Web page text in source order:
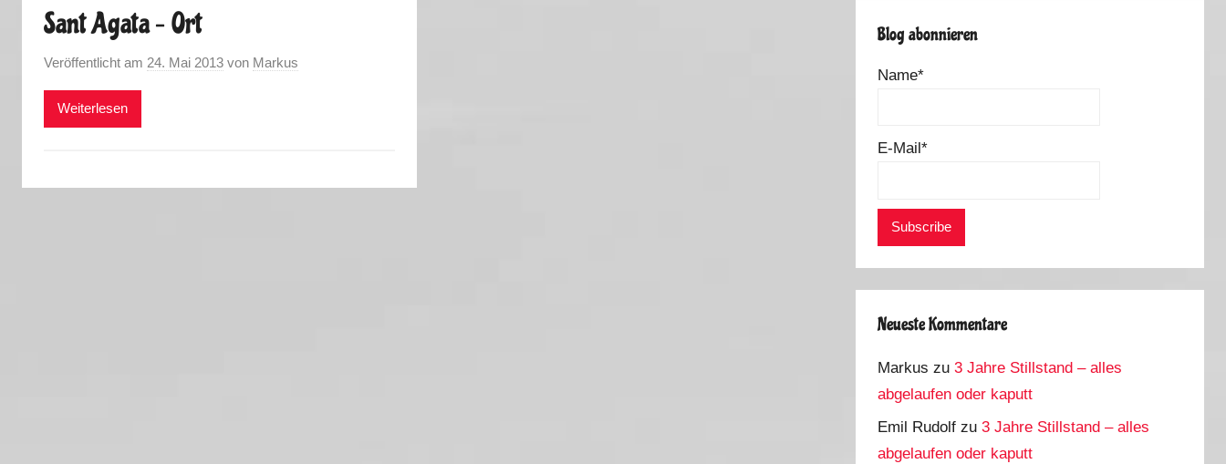
Sant Agata – Ort
Veröffentlicht am 24. Mai 2013 von Markus
Weiterlesen
Blog abonnieren
Name*
E-Mail*
Neueste Kommentare
Markus zu3 Jahre Stillstand – alles
abgelaufen oder kaputt
Emil Rudolf zu3 Jahre Stillstand – alles
abgelaufen oder kaputt